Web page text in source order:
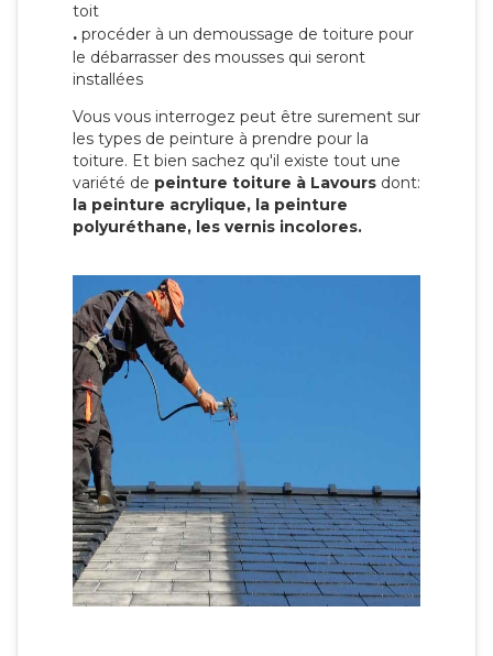
toit
. procéder à un demoussage de toiture pour
le débarrasser des mousses qui seront
installées
Vous vous interrogez peut être surement sur
les types de peinture à prendre pour la
toiture. Et bien sachez qu'il existe tout une
variété de peinture toiture à Lavours dont:
la peinture acrylique, la peinture
polyuréthane, les vernis incolores.